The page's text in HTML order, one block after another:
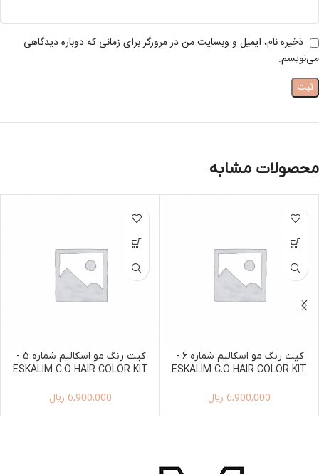
ذخیره نام، ایمیل و وبسایت من در مرورگر برای زمانی که دوباره دیدگاهی
می‌نویسم.
محصولات مشابه
کیت رنگ مو اسکالیم شماره 6 -
ESKALIM C.O HAIR COLOR KIT
6,900,000 ریال
کیت رنگ مو اسکالیم شماره 5 -
ESKALIM C.O HAIR COLOR KIT
6,900,000 ریال